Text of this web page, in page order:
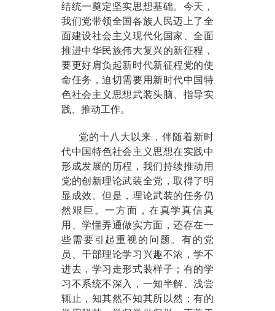
结统一奠定坚实思想基础。今天，
我们党带领全国各族人民迈上了全
面建设社会主义现代化国家、全面
推进中华民族伟大复兴的新征程，
要更好肩负起新时代新征程党的使
命任务，迫切需要用新时代中国特
色社会主义思想武装头脑、指导实
践、推动工作。
党的十八大以来，伴随着新时
代中国特色社会主义思想在实践中
形成发展的历程，我们持续推动用
党的创新理论武装全党，取得了明
显成效。但是，理论武装的任务仍
然艰巨。一方面，在真学真信真
用、学懂弄通做实方面，还存在一
些需要引起重视的问题。有的党
员、干部理论学习兴趣不浓，学不
进去，学习走形式装样子；有的学
习不系统不深入，一知半解、浅尝
辄止，知其然不知其所以然；有的